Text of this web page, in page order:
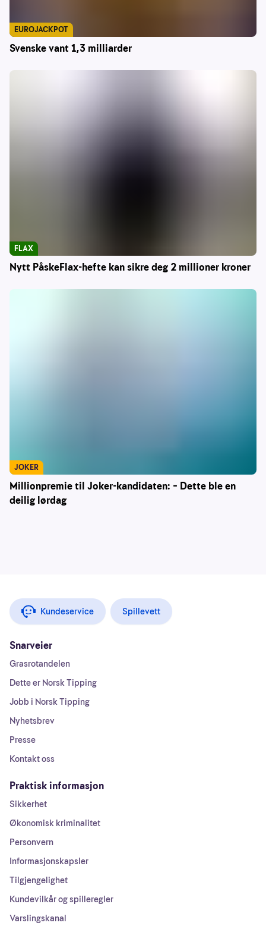
Svenske vant 1,3 milliarder
EUROJACKPOT
Nytt PåskeFlax-hefte kan sikre deg 2 millioner kroner
FLAX
Millionpremie til Joker-kandidaten: – Dette ble en
deilig lørdag
JOKER
Kundeservice Spillevett
Snarveier
Grasrotandelen
Dette er Norsk Tipping
Jobb i Norsk Tipping
Nyhetsbrev
Presse
Kontakt oss
Praktisk informasjon
Sikkerhet
Økonomisk kriminalitet
Personvern
Informasjonskapsler
Tilgjengelighet
Kundevilkår og spilleregler
Varslingskanal